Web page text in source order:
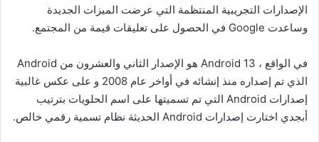
الإصدارات التجريبية المنتظمة التي عرضت الميزات الجديدة
وساعدت Google في الحصول على تعليقات قيمة من المجتمع.
في الواقع ، Android 13 هو الإصدار الثاني والعشرون من Android
الذي تم إصداره منذ إنشائه في أواخر عام 2008 و على عكس غالبية
إصدارات Android التي تم تسميتها على اسم الحلويات بترتيب
أبجدي اختارت إصدارات Android الحديثة نظام تسمية رقمي خالص.